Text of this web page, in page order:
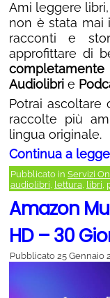
Ami leggere
non è stata mai
racconti e
approfittare di
completamente
Audiolibri e
Potrai ascoltare
raccolte più
lingua originale.
Continua a
Pubblicato in Servizi
audiolibri
lettura libri
Amazon
HD – 30
Pubblicato 25 Gennaio